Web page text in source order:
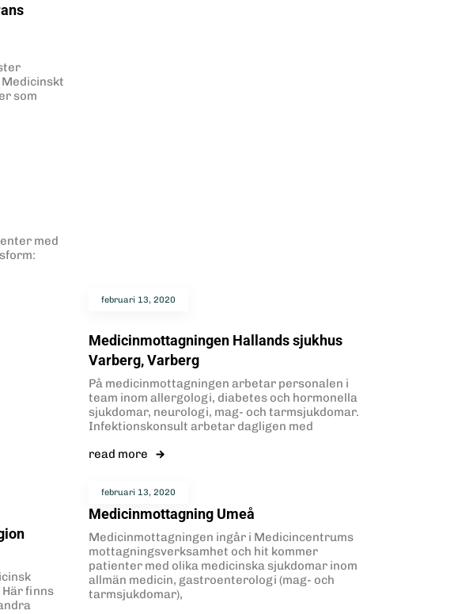
som
med
februari 13, 2020
Medicinmottagningen Hallands sjukhus
Varberg, Varberg
På medicinmottagningen arbetar personalen i
team inom allergologi, diabetes och hormonella
sjukdomar, neurologi, mag- och tarmsjukdomar.
Infektionskonsult arbetar dagligen med
read more
finns
februari 13, 2020
Medicinmottagning Umeå
Medicinmottagningen ingår i Medicincentrums
mottagningsverksamhet och hit kommer
patienter med olika medicinska sjukdomar inom
allmän medicin, gastroenterologi (mag- och
tarmsjukdomar),